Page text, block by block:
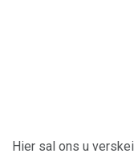
Hier sal ons u